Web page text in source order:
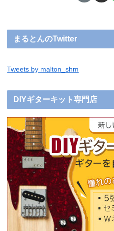
まるとんのTwitter
Tweets by malton_shm
DIYギターキット専門店